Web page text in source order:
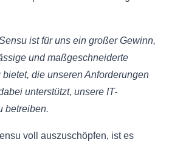
ist für uns ein großer Gewinn,
und maßgeschneiderte
die unseren Anforderungen
unterstützt, unsere IT-
betreiben.
voll auszuschöpfen, ist es